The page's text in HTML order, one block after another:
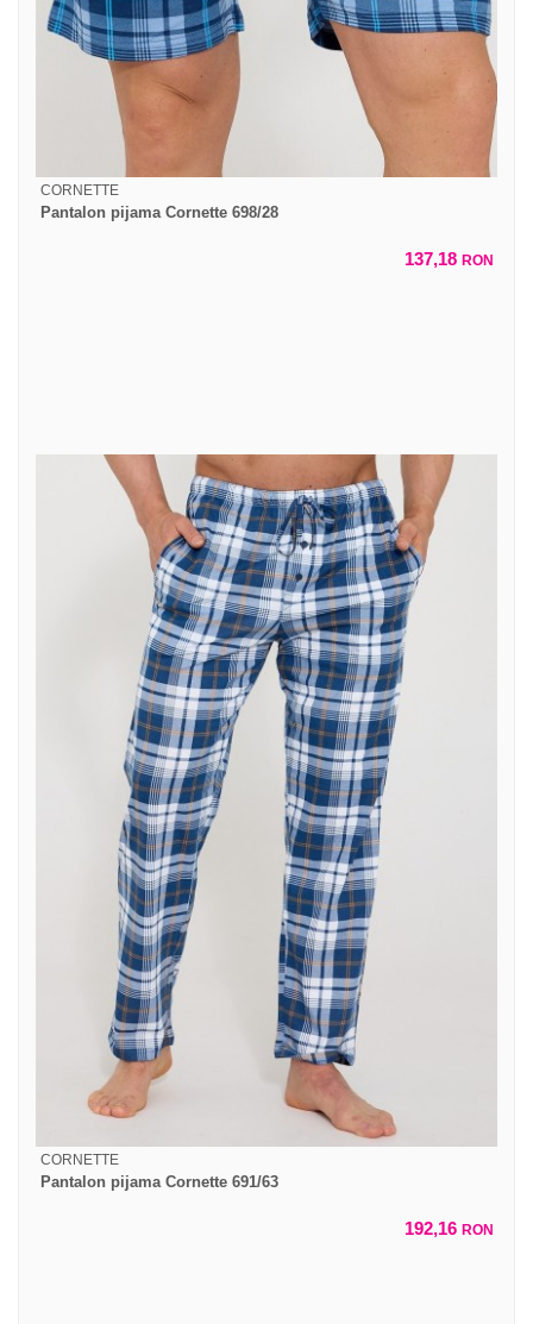
CORNETTE
Pantalon pijama Cornette 698/28
137,18 RON
CORNETTE
Pantalon pijama Cornette 691/63
192,16 RON